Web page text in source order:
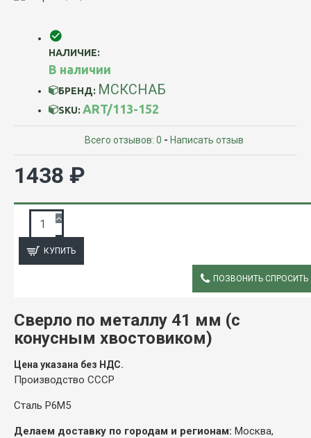
НАЛИЧИЕ:
В наличии
БРЕНД: МСКСНАБ
SKU: ART/113-152
Всего отзывов: 0 - Написать отзыв
1438 ₽
КУПИТЬ
ПОЗВОНИТЬ СПРОСИТЬ
Сверло по металлу 41 мм (с
конусным хвостовиком)
Цена указана без НДС.
Производство СССР
Сталь Р6М5
Делаем доставку по городам и регионам: Москва,